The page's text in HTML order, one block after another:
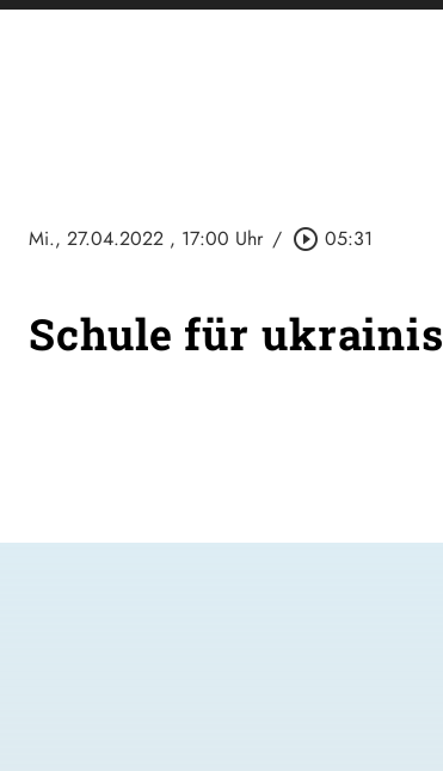
Mi., 27.04.2022 , 17:00 Uhr / play_circle_outline 05:31
Schule für